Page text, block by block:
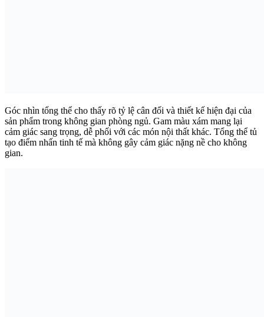
Góc nhìn tổng thể cho thấy rõ tỷ lệ cân đối và thiết kế hiện đại của
sản phẩm trong không gian phòng ngủ. Gam màu xám mang lại
cảm giác sang trọng, dễ phối với các món nội thất khác. Tổng thể tủ
tạo điểm nhấn tinh tế mà không gây cảm giác nặng nề cho không
gian.